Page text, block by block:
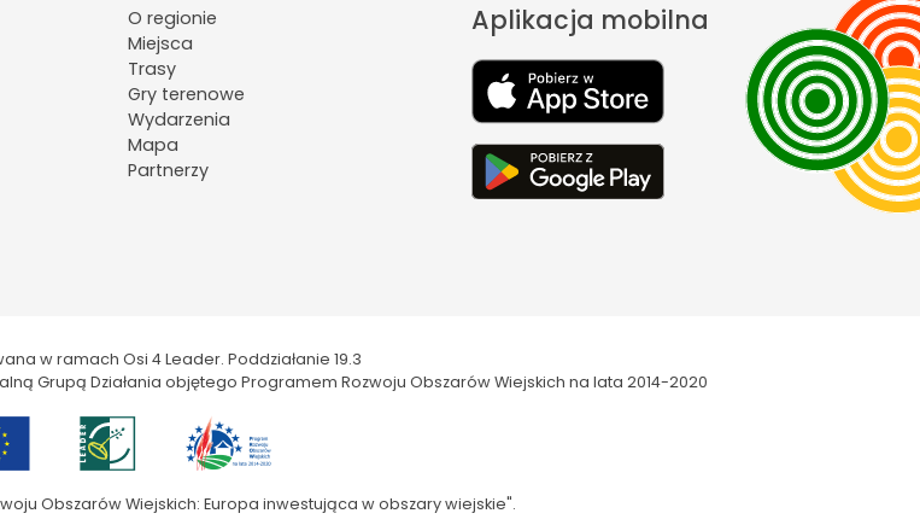
O regionie
Miejsca
Trasy
Gry terenowe
Wydarzenia
Mapa
Partnerzy
Aplikacja mobilna
w ramach Osi 4 Leader. Poddziałanie 19.3
Grupą Działania objętego Programem Rozwoju Obszarów Wiejskich na lata 2014-2020
Obszarów Wiejskich: Europa inwestująca w obszary wiejskie".